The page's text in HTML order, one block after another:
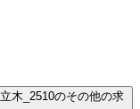
木_2510のその他の求